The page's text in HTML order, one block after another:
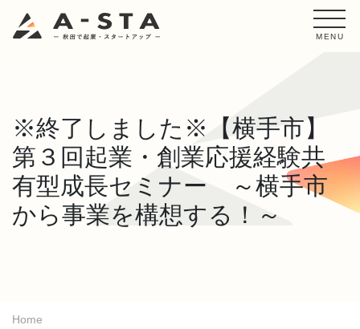
MENU
※終了しました※【横手市】
第３回起業・創業応援経験共
有型成長セミナー ～横手市
から事業を構想する！～
Home